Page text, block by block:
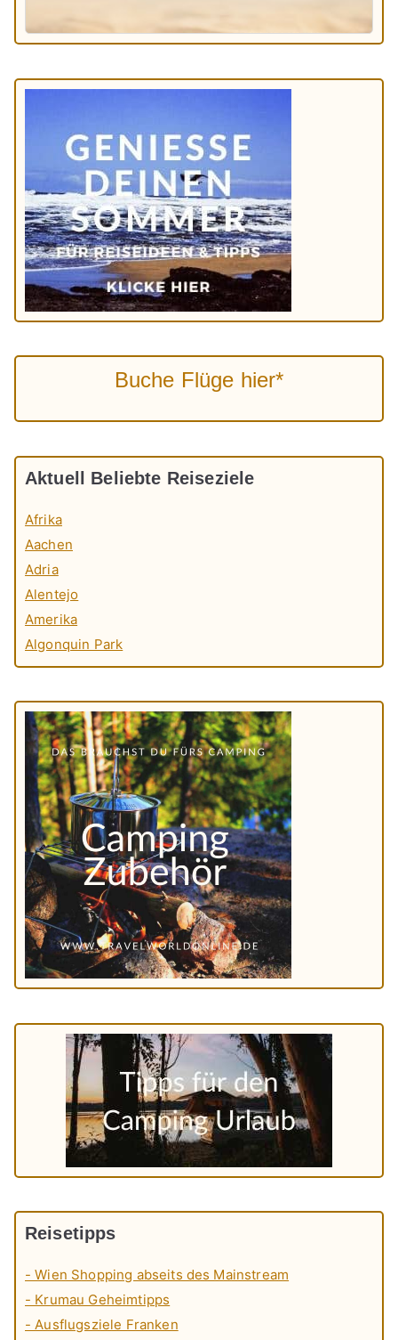
Buche Flüge hier*
Aktuell Beliebte Reiseziele
Afrika
Aachen
Adria
Alentejo
Amerika
Algonquin Park
Reisetipps
- Wien Shopping abseits des Mainstream
- Krumau Geheimtipps
- Ausflugsziele Franken